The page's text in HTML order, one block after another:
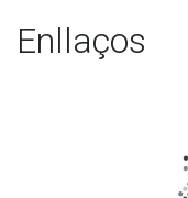
Enllaços